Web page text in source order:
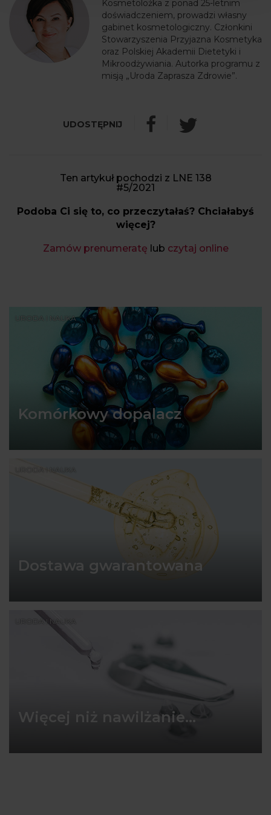
Kosmetolożka z ponad 25-letnim
doświadczeniem, prowadzi własny
gabinet kosmetologiczny. Członkini
Stowarzyszenia Przyjazna Kosmetyka
oraz Polskiej Akademii Dietetyki i
Mikroodżywiania. Autorka programu z
misją „Uroda Zaprasza Zdrowie”.
Ten artykuł pochodzi z LNE 138
#5/2021
Podoba Ci się to, co przeczytałaś? Chciałabyś
więcej?
Zamów prenumeratę lub czytaj online
URODA I NAUKA
Komórkowy dopalacz
URODA I NAUKA
Dostawa gwarantowana
URODA I NAUKA
Więcej niż nawilżanie...